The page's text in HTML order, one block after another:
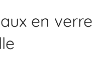
en